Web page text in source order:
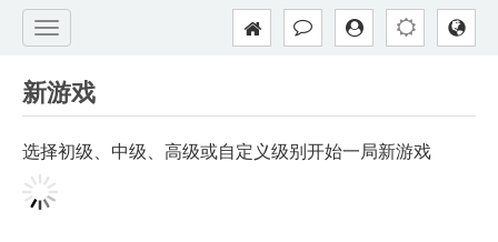
新游戏
选择初级、中级、高级或自定义级别开始一局新游戏